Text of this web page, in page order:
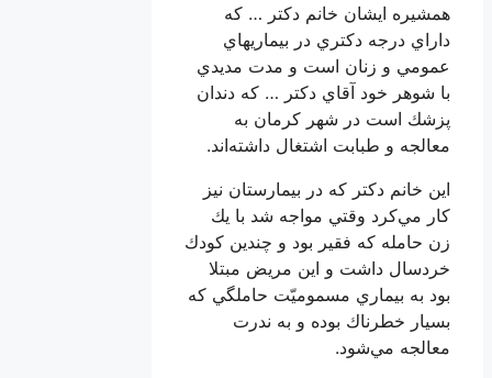
همشيره ايشان خانم دكتر … كه
داراي درجه دكتري در بيماريهاي
عمومي و زنان است و مدت مديدي
با شوهر خود آقاي دكتر … كه دندان
پزشك است در شهر كرمان به
معالجه و طبابت اشتغال داشته‌اند.
اين خانم دكتر كه در بيمارستان نيز
كار مي‌كرد وقتي مواجه شد با يك
زن حامله كه فقير بود و چندين كودك
خردسال داشت و اين مريض مبتلا
بود به بيماري مسموميّت حاملگي كه
بسيار خطرناك بوده و به ندرت
معالجه مي‌شود.